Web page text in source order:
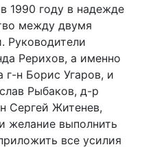
1990 году в надежде
между двумя
Руководители
Рерихов, а именно
г-н Борис Угаров, и
Рыбаков, д-р
Сергей Житенев,
желание выполнить
все усилия